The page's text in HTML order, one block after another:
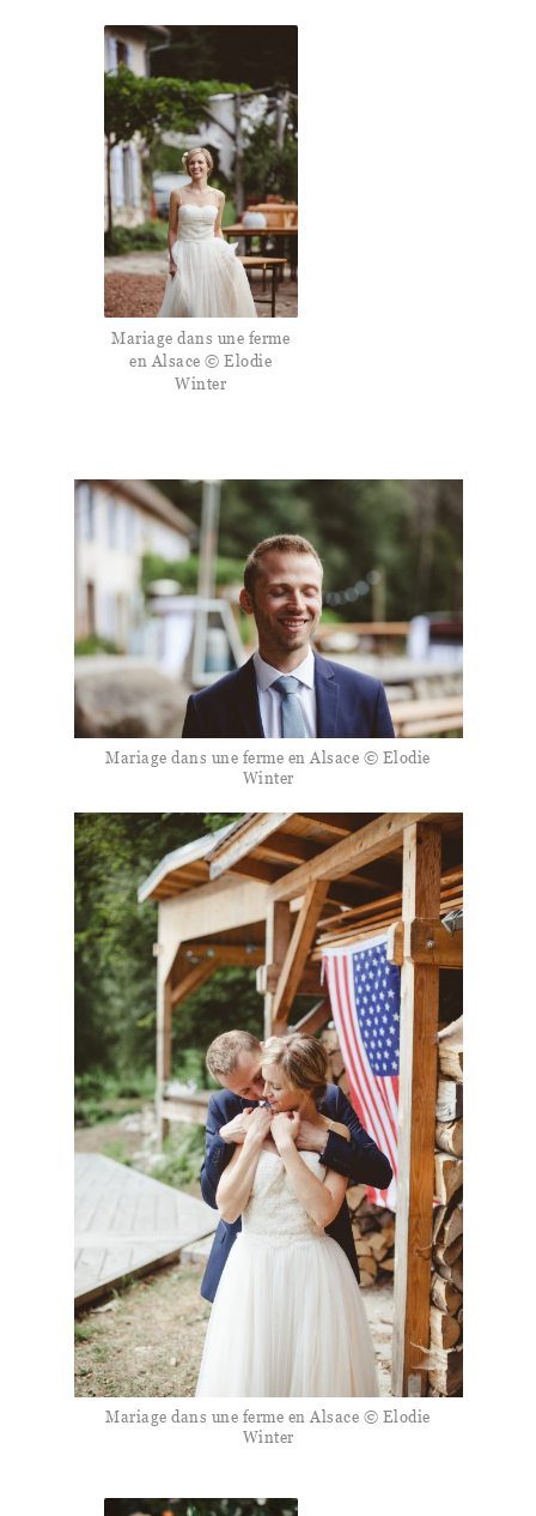
Mariage dans une ferme
en Alsace © Elodie
Winter
Mariage dans une ferme en Alsace © Elodie
Winter
Mariage dans une ferme en Alsace © Elodie
Winter